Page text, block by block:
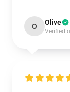
O Olive
Verified